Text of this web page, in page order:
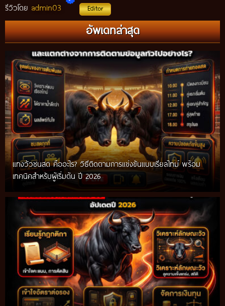
รีวิวโดย admin03 Editor
อัพเดทล่าสุด
แทงวัวชนสด คืออะไร? วิธีติดตามการแข่งขันแบบเรียลไทม์ พร้อม
เทคนิคสำหรับผู้เริ่มต้น ปี 2026